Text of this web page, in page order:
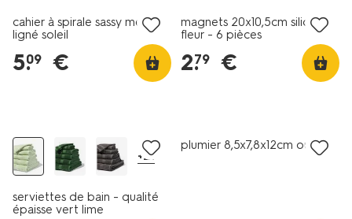
cahier à spirale sassy me A5
ligné soleil
5.
09 €
magnets 20x10,5cm silicone
fleur - 6 pièces
2.
79 €
+21
serviettes de bain - qualité
épaisse vert lime
plumier 8,5x7,8x12cm ours